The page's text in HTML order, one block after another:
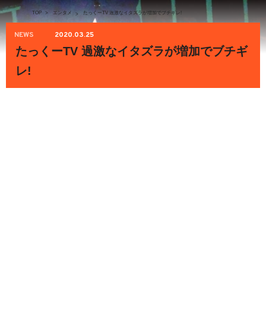
TOP > エンタメ > たっくーTV 過激なイタズラが増加でブチギレ!
NEWS 2020.03.25
たっくーTV 過激なイタズラが増加でブチギ
レ!